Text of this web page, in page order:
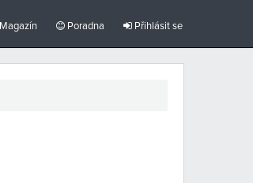
Magazín Poradna Přihlásit se